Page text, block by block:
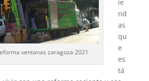
ventanas zaragoza 2021
ie
nd
as
qu
e
es
tá